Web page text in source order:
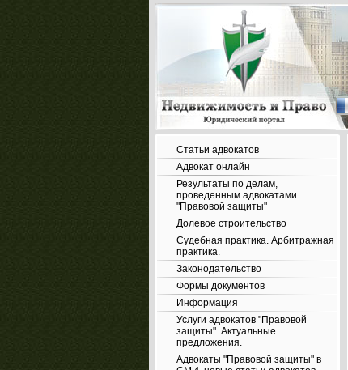
Статьи адвокатов
Адвокат онлайн
Результаты по делам,
проведенным адвокатами
"Правовой защиты"
Долевое строительство
Судебная практика. Арбитражная
практика.
Законодательство
Формы документов
Информация
Услуги адвокатов "Правовой
защиты". Актуальные
предложения.
Адвокаты "Правовой защиты" в